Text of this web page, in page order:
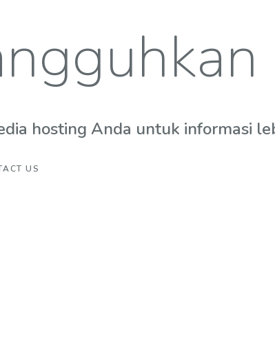
hosting Anda untuk informasi
US